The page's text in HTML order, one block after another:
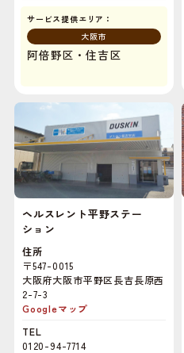
サービス提供エリア：
大阪市
阿倍野区・住吉区
ヘルスレント平野ステー
ション
住所
〒547-0015
大阪府大阪市平野区長吉長原西
2-7-3
Googleマップ
TEL
0120-94-7714